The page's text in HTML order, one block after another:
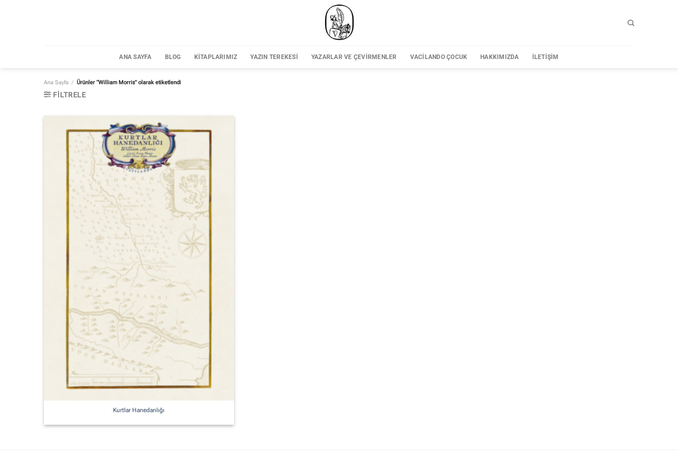
ANA SAYFA BLOG KITAPLARIMIZ YAZIN TEREKESI YAZARLAR VE ÇEVIRMENLER VACILANDO ÇOCUK HAKKIMIZDA İLETIŞIM
Ana Sayfa / Ürünler “William Morris” olarak etiketlendi
FILTRELE
Kurtlar Hanedanlığı